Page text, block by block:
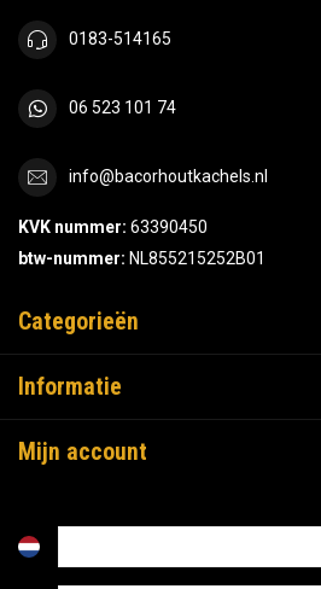
0183-514165
06 523 101 74
info@bacorhoutkachels.nl
KVK nummer: 63390450
btw-nummer: NL855215252B01
Categorieën
Informatie
Mijn account